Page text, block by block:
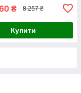
₴ 8 257 ₴
Купити